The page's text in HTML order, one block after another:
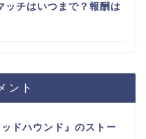
ッチはいつまで？報酬は
ント
ドハウンド』のストー